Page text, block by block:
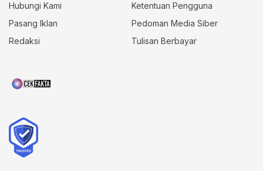
Hubungi Kami
Ketentuan Pengguna
Pasang Iklan
Pedoman Media Siber
Redaksi
Tulisan Berbayar